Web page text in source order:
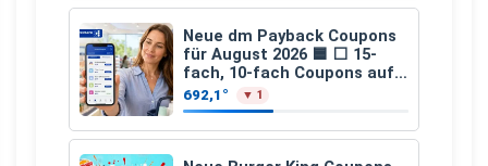
Neue dm Payback Coupons
für August 2026 🟦 ⬜ 15-
fach, 10-fach Coupons auf
den gesamten Einkauf ab 2
€
692,1° ▼ 1